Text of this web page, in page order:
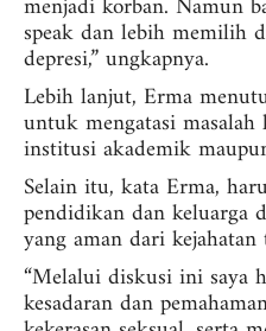
speak dan lebih memilih
depresi,” ungkapnya.
Lebih lanjut, Erma
untuk mengatasi masalah
institusi akademik
Selain itu, kata Erma,
pendidikan dan keluarga
yang aman dari kejahatan
“Melalui diskusi ini saya
kesadaran dan